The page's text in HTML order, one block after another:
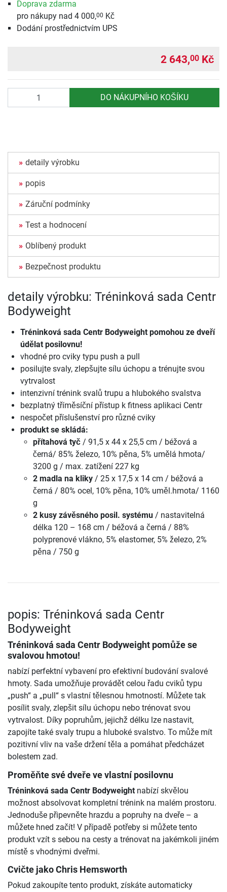
Doprava zdarma
pro nákupy nad 4 000,00 Kč
Dodání prostřednictvím UPS
2 643,00 Kč
DO NÁKUPNÍHO KOŠÍKU
detaily výrobku
popis
Záruční podmínky
Test a hodnocení
Oblíbený produkt
Bezpečnost produktu
detaily výrobku: Tréninková sada Centr
Bodyweight
Tréninková sada Centr Bodyweight pomohou ze dveří
údělat posilovnu!
vhodné pro cviky typu push a pull
posilujte svaly, zlepšujte sílu úchopu a trénujte svou
vytrvalost
intenzivní trénink svalů trupu a hlubokého svalstva
bezplatný tříměsíční přístup k fitness aplikaci Centr
nespočet příslušenství pro různé cviky
produkt se skládá:
přítahová tyč / 91,5 x 44 x 25,5 cm / béžová a
černá/ 85% železo, 10% pěna, 5% umělá hmota/
3200 g / max. zatížení 227 kg
2 madla na kliky / 25 x 17,5 x 14 cm / béžová a
černá / 80% ocel, 10% pěna, 10% uměl.hmota/ 1160
g
2 kusy závěsného posil. systému / nastavitelná
délka 120 – 168 cm / béžová a černá / 88%
polyprenové vlákno, 5% elastomer, 5% železo, 2%
pěna / 750 g
popis: Tréninková sada Centr
Bodyweight
Tréninková sada Centr Bodyweight pomůže se
svalovou hmotou!
nabízí perfektní vybavení pro efektivní budování svalové
hmoty. Sada umožňuje provádět celou řadu cviků typu
„push“ a „pull“ s vlastní tělesnou hmotností. Můžete tak
posílit svaly, zlepšit sílu úchopu nebo trénovat svou
vytrvalost. Díky popruhům, jejichž délku lze nastavit,
zapojíte také svaly trupu a hluboké svalstvo. To může mít
pozitivní vliv na vaše držení těla a pomáhat předcházet
bolestem zad.
Proměňte své dveře ve vlastní posilovnu
Tréninková sada Centr Bodyweight nabízí skvělou
možnost absolvovat kompletní trénink na malém prostoru.
Jednoduše připevněte hrazdu a popruhy na dveře – a
můžete hned začít! V případě potřeby si můžete tento
produkt vzít s sebou na cesty a trénovat na jakémkoli jiném
místě s vhodnými dveřmi.
Cvičte jako Chris Hemsworth
Pokud zakoupíte tento produkt, získáte automaticky